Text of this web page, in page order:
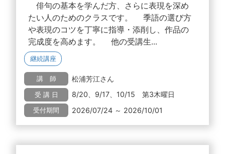
俳句の基本を学んだ方、さらに表現を深め
たい人のためのクラスです。 季語の選び方
や表現のコツを丁寧に指導・添削し、作品の
完成度を高めます。 他の受講生...
継続講座
講 師 松浦芳江さん
受 講 日 8/20、9/17、10/15 第3木曜日
受付期間 2026/07/24 ～ 2026/10/01